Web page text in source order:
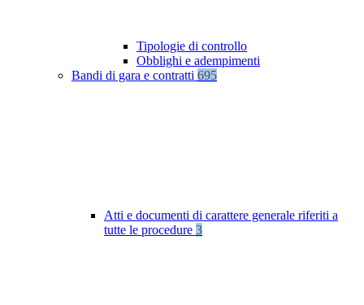
Tipologie di controllo
Obblighi e adempimenti
Bandi di gara e contratti 695
Atti e documenti di carattere generale riferiti a
tutte le procedure 3